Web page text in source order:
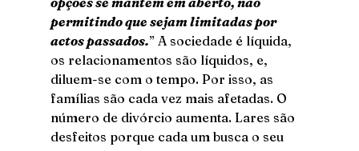
permitindo que sejam limitadas por
actos passados.” A sociedade é líquida,
os relacionamentos são líquidos, e,
diluem-se com o tempo. Por isso, as
famílias são cada vez mais afetadas. O
número de divórcio aumenta. Lares são
desfeitos porque cada um busca o seu